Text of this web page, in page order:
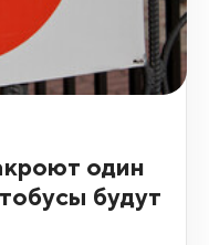
один
будут